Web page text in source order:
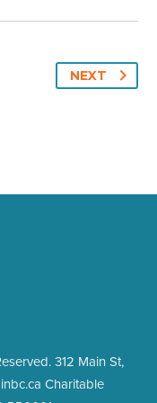
NEXT
312 Main St,
Charitable